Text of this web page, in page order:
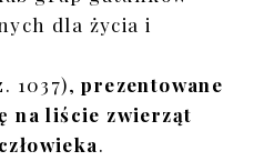
dla życia i
1037),prezentowane
na liście zwierząt
.